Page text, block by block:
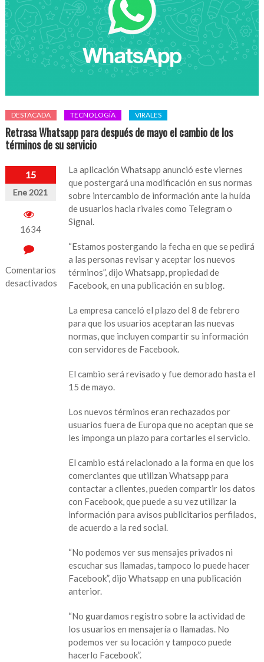
DESTACADA TECNOLOGÍA VIRALES
Retrasa Whatsapp para después de mayo el cambio de los
términos de su servicio
15
Ene 2021
1634
Comentarios
desactivados
La aplicación Whatsapp anunció este viernes
que postergará una modificación en sus normas
sobre intercambio de información ante la huída
de usuarios hacia rivales como Telegram o
Signal.
“Estamos postergando la fecha en que se pedirá
a las personas revisar y aceptar los nuevos
términos”, dijo Whatsapp, propiedad de
Facebook, en una publicación en su blog.
La empresa canceló el plazo del 8 de febrero
para que los usuarios aceptaran las nuevas
normas, que incluyen compartir su información
con servidores de Facebook.
El cambio será revisado y fue demorado hasta el
15 de mayo.
Los nuevos términos eran rechazados por
usuarios fuera de Europa que no aceptan que se
les imponga un plazo para cortarles el servicio.
El cambio está relacionado a la forma en que los
comerciantes que utilizan Whatsapp para
contactar a clientes, pueden compartir los datos
con Facebook, que puede a su vez utilizar la
información para avisos publicitarios perfilados,
de acuerdo a la red social.
“No podemos ver sus mensajes privados ni
escuchar sus llamadas, tampoco lo puede hacer
Facebook”, dijo Whatsapp en una publicación
anterior.
“No guardamos registro sobre la actividad de
los usuarios en mensajería o llamadas. No
podemos ver su locación y tampoco puede
hacerlo Facebook”.